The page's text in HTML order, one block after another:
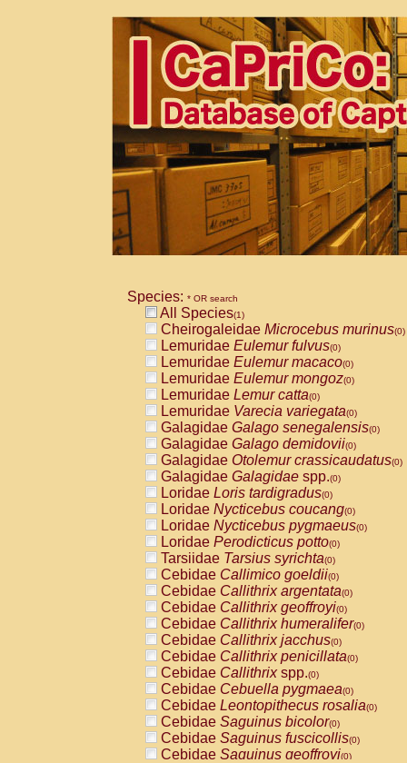
Species: * OR search
All Species(1)
Cheirogaleidae Microcebus murinus(0)
Lemuridae Eulemur fulvus(0)
Lemuridae Eulemur macaco(0)
Lemuridae Eulemur mongoz(0)
Lemuridae Lemur catta(0)
Lemuridae Varecia variegata(0)
Galagidae Galago senegalensis(0)
Galagidae Galago demidovii(0)
Galagidae Otolemur crassicaudatus(0)
Galagidae Galagidae spp.(0)
Loridae Loris tardigradus(0)
Loridae Nycticebus coucang(0)
Loridae Nycticebus pygmaeus(0)
Loridae Perodicticus potto(0)
Tarsiidae Tarsius syrichta(0)
Cebidae Callimico goeldii(0)
Cebidae Callithrix argentata(0)
Cebidae Callithrix geoffroyi(0)
Cebidae Callithrix humeralifer(0)
Cebidae Callithrix jacchus(0)
Cebidae Callithrix penicillata(0)
Cebidae Callithrixspp.(0)
Cebidae Cebuella pygmaea(0)
Cebidae Leontopithecus rosalia(0)
Cebidae Saguinus bicolor(0)
Cebidae Saguinus fuscicollis(0)
Cebidae Saguinus geoffroyi(0)